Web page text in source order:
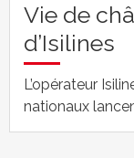
Vie de
d’Isilines
L’opérateur
nationaux